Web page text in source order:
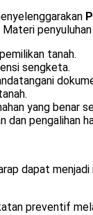
tanah.
sengketa.
yang benar
dan pengalihan
dapat
preventif